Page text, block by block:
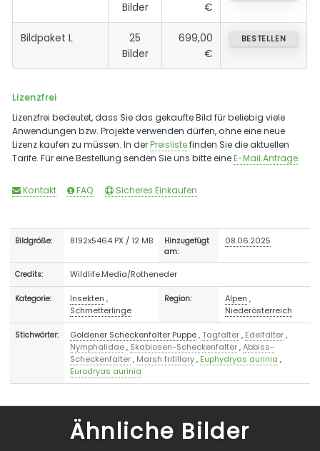
Bilder
€
Bildpaket L
25
Bilder
699,00
€
BESTELLEN
Lizenzfrei
Lizenzfrei bedeutet, dass Sie das gekaufte Bild für beliebig viele
Anwendungen bzw. Projekte verwenden dürfen, ohne eine neue
Lizenz kaufen zu müssen. In derPreislistefinden Sie die aktuellen
Tarife. Für eine Bestellung senden Sie uns bitte eineE-Mail Anfrage.
Kontakt FAQ Sicheres Einkaufen
Bildgröße: 8192x5464 PX / 12 MB
Hinzugefügt
am:
08.06.2025
Credits: Wildlife.Media/Rotheneder
Kategorie: Insekten ,
Schmetterlinge
Region: Alpen ,
Niederösterreich
Stichwörter: Goldener Scheckenfalter Puppe,Tagfalter, Edelfalter,
Nymphalidae, Skabiosen-Scheckenfalter,Abbiss-
Scheckenfalter, Marsh fritillary, Euphydryas aurinia ,
Eurodryas aurinia
Ähnliche Bilder